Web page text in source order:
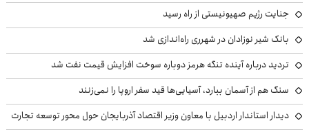
جنایت رژیم صهیونیستی از راه رسید
بانک شیر نوزادان در شهرری راه‌اندازی شد
تردید درباره آینده تنگه هرمز دوباره سوخت افزایش قیمت نفت شد
سنگ هم از آسمان ببارد، آسیایی‌ها قید سفر اروپا را نمی‌زنند
دیدار استاندار اردبیل با معاون وزیر اقتصاد آذربایجان حول محور توسعه تجارت